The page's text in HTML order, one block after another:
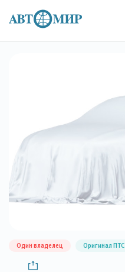
Один владелец Оригинал ПТС